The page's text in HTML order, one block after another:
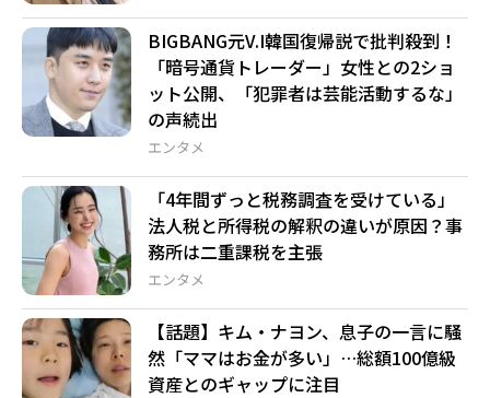
エンタメ
BIGBANG元V.I韓国復帰説で批判殺到！
「暗号通貨トレーダー」女性との2ショ
ット公開、「犯罪者は芸能活動するな」
の声続出
エンタメ
「4年間ずっと税務調査を受けている」
法人税と所得税の解釈の違いが原因？事
務所は二重課税を主張
【話題】キム・ナヨン、息子の一言に騒
然「ママはお金が多い」…総額100億級
資産とのギャップに注目